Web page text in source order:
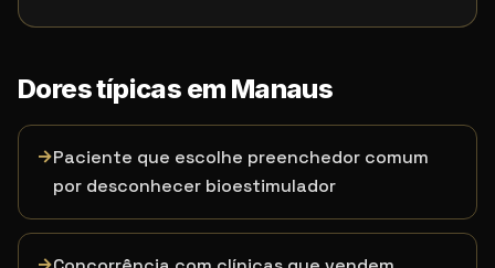
Dores típicas em Manaus
→Paciente que escolhe preenchedor comum
por desconhecer bioestimulador